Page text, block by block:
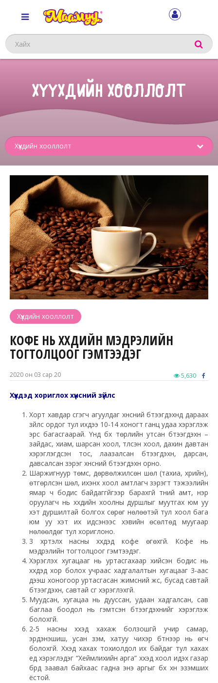
Хайх
ХҮҮХДИЙН ХООЛЛОЛТ
Хүүхдийн хооллолт
КОФЕ НЬ ХҮҮХДИЙН МЭДРЭЛИЙН
ТОГТОЛЦООГ ГЭМТЭЭДЭГ
2020 он 03 сар 20 5,630
Хүүхдэд хориглох хүнсний зүйлс
Хорт хавдар үүсгэгч агуулдаг хүнсний бүтээгдэхүүнд дараах
зүйлс ордог тул ихдээ 10-14 хоногт ганц удаа хэрэглэж
эрс багасгаарай. Үүнд бүх төрлийн утсан бүтээгдэхүүн –
зайдас, хиам, шарсан хоол, түлсэн хоол, дахин давтан
хэрэглэгдсэн тос, лаазалсан бүтээгдэхүүн, дарсан,
давсалсан зэрэг хүнсний бүтээгдэхүүн орно.
Шаржигнуур төмс, дөрвөлжилсөн шөл (тахиа, үхрийн),
өтгөрүүлсэн шөл, ихэнх хоол амтлагч зэрэгт тэжээлийн
ямар ч бодис байдаггүйгээр барахгүй түүний амт, үнэр
оруулагч нь хүүхдийн хоолны дуршлыг муутгах юм уу
хэт дуршилтай болгох сөрөг нөлөөтэй тул хоол бага
юм уу хэт их идсэнээс хэвийн өсөлтөд муугаар
нөлөөлдөг тул хориглоно.
3 хүртэлх насны хүүхдэд кофе өгөхгүй. Кофе нь
мэдрэлийн тогтолцоог гэмтээдэг.
Хэрэглэх хугацааг нь уртасгахаар хийсэн бодис нь
хүүхдэд хор болох учраас хадгалалтын хугацааг 3-аас
дээш хоногоор уртасгасан жимсний жүүс, бусад савтай
бүтээгдэхүүн, савтай сүүг хэрэглэхгүй.
Муудсан, хугацаа нь дууссан, удаан хадгалсан, сав
баглаа боодол нь гэмтсэн бүтээгдэхүүнийг хэрэглэж
болохгүй.
2-5 насны хүүхэд хахаж болзошгүй учир самар,
эрдэнэшиш, усан үзэм, хатуу чихэр бүтнээр нь өгч
болохгүй. Хүүхэд хахах тохиолдол их байдаг тул хахах
үед хэрэглэдэг “Хеймлихийн арга” хүүхэд хоол идэх газар
бүрд заавал байхаас гадна энэ аргыг бүх хүн эзэмших
ёстой.